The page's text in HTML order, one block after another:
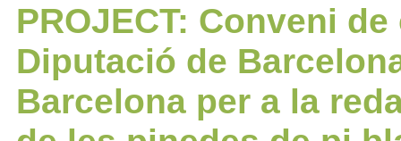
PROJECT: Conveni
Diputació de
Barcelona per a la